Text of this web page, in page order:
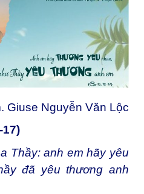
Giuse Nguyễn Văn Lộc
17)
Thầy: anh em hãy yêu
đã yêu thương anh